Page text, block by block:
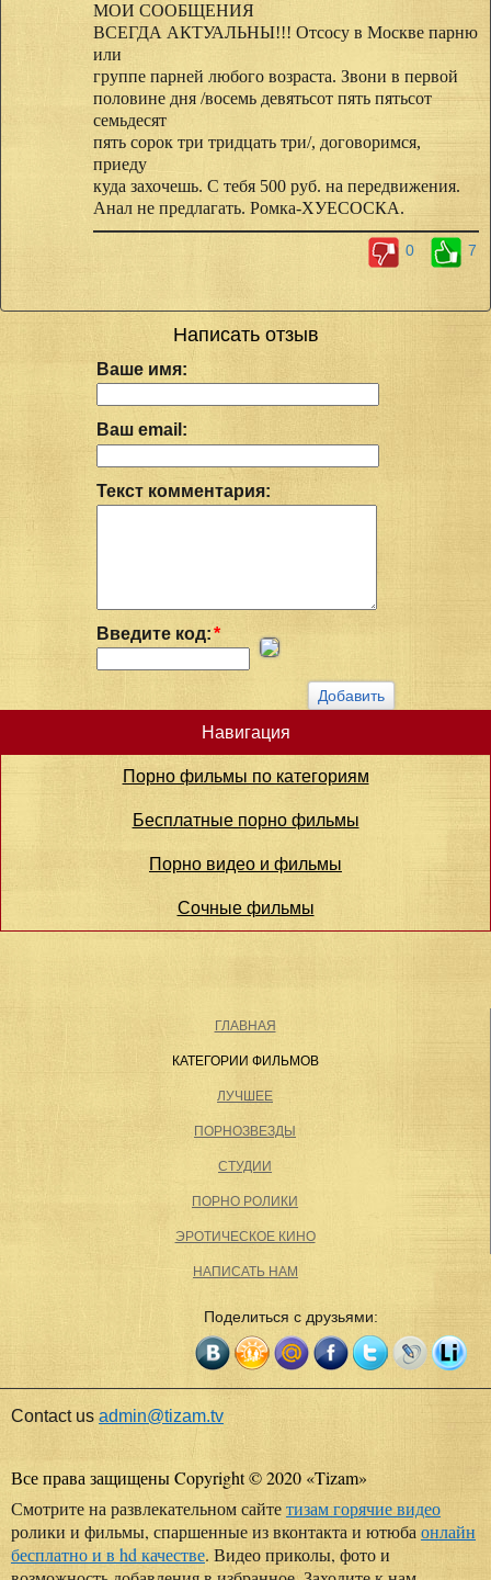
МОИ СООБЩЕНИЯ
ВСЕГДА АКТУАЛЬНЫ!!! Отсосу в Москве парню
или
группе парней любого возраста. Звони в первой
половине дня /восемь девятьсот пять пятьсот
семьдесят
пять сорок три тридцать три/, договоримся,
приеду
куда захочешь. С тебя 500 руб. на передвижения.
Анал не предлагать. Ромка-ХУЕСОСКА.
0 7
Написать отзыв
Ваше имя:
Ваш email:
Текст комментария:
Введите код:*
Навигация
Порно фильмы по категориям
Бесплатные порно фильмы
Порно видео и фильмы
Сочные фильмы
ГЛАВНАЯ
КАТЕГОРИИ ФИЛЬМОВ
ЛУЧШЕЕ
ПОРНОЗВЕЗДЫ
СТУДИИ
ПОРНО РОЛИКИ
ЭРОТИЧЕСКОЕ КИНО
НАПИСАТЬ НАМ
Contact us admin@tizam.tv
Все права защищены Copyright © 2020 «Tizam»
Смотрите на развлекательном сайтетизам горячие видео
ролики и фильмы, спаршенные из вконтакта и ютюба онлайн
бесплатно и в hd качестве. Видео приколы, фото и
Поделиться с друзьями: